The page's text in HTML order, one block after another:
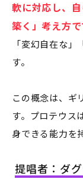
軟に対応し、
築く」考え方で
「変幻自在な
す。
この概念は、ギ
す。プロテウス
身できる能力を
提唱者：ダ